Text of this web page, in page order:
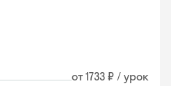
от 1733 ₽ / урок